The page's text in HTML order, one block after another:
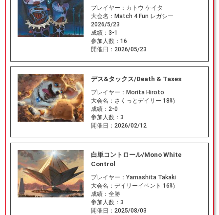
プレイヤー： カトウ ケイタ
大会名： Match 4 Fun レガシー
2026/5/23
成績： 3-1
参加人数： 16
開催日： 2026/05/23
デス&タックス/Death & Taxes
プレイヤー： Morita Hiroto
大会名： さくっとデイリー 18時
成績： 2-0
参加人数： 3
開催日： 2026/02/12
白単コントロール/Mono White
Control
プレイヤー： Yamashita Takaki
大会名： デイリーイベント 16時
成績： 全勝
参加人数： 3
開催日： 2025/08/03